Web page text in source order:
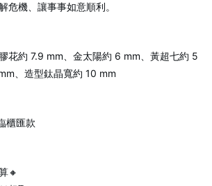
危機、讓事事如意順利。
花約 7.9 mm、金太陽約 6 mm、黃超七約 5
、造型鈦晶寬約 10 mm
櫃匯款
🔸